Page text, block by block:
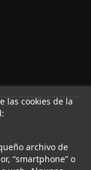
las cookies de la
archivo de
“smartphone” o